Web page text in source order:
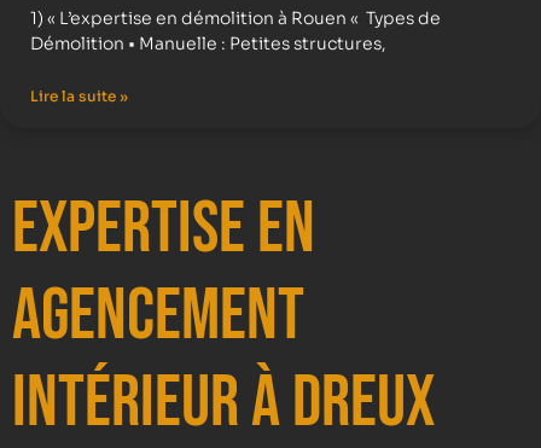
1) « L’expertise en démolition à Rouen « Types de
Démolition • Manuelle : Petites structures,
Lire la suite »
Expertise en
Agencement
intérieur à Dreux